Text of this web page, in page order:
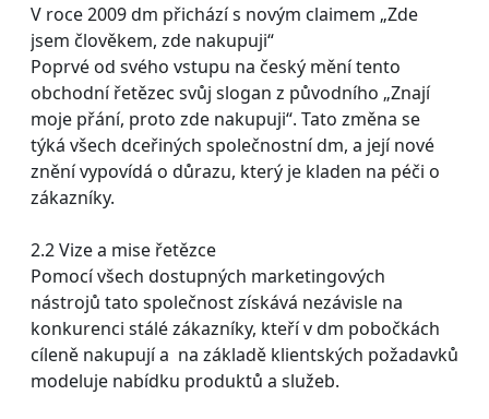
V roce 2009 dm přichází s novým claimem „Zde
jsem člověkem, zde nakupuji“
Poprvé od svého vstupu na český mění tento
obchodní řetězec svůj slogan z původního „Znají
moje přání, proto zde nakupuji“. Tato změna se
týká všech dceřiných společnostní dm, a její nové
znění vypovídá o důrazu, který je kladen na péči o
zákazníky.
2.2 Vize a mise řetězce
Pomocí všech dostupných marketingových
nástrojů tato společnost získává nezávisle na
konkurenci stálé zákazníky, kteří v dm pobočkách
cíleně nakupují a na základě klientských požadavků
modeluje nabídku produktů a služeb.